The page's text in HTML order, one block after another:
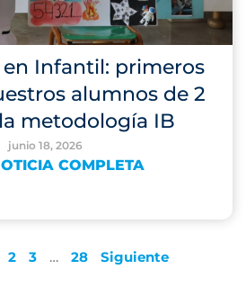
Infantil: primeros
alumnos de 2
metodología IB
junio 18, 2026
COMPLETA
2 3 … 28 Siguiente